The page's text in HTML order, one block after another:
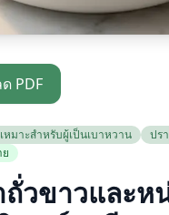
PDF
เหมาะสำหรับผู้เป็นเบาหวาน
ปร
ย
วขาวและห